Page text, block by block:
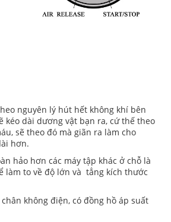
nguyên lý hút hết không khí bên
kéo dài dương vật bạn ra, cứ thế theo
sẽ theo đó mà giãn ra làm cho
hơn.
hảo hơn các máy tập khác ở chỗ là
làm to về độ lớn và tẳng kích thước
không điện, có đồng hồ áp suất